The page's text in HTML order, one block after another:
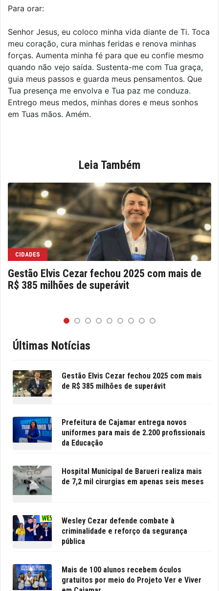
Para orar:
Senhor Jesus, eu coloco minha vida diante de Ti. Toca
meu coração, cura minhas feridas e renova minhas
forças. Aumenta minha fé para que eu confie mesmo
quando não vejo saída. Sustenta-me com Tua graça,
guia meus passos e guarda meus pensamentos. Que
Tua presença me envolva e Tua paz me conduza.
Entrego meus medos, minhas dores e meus sonhos
em Tuas mãos. Amém.
Leia Também
CIDADES
Gestão Elvis Cezar fechou 2025 com mais de
R$ 385 milhões de superávit
Últimas Notícias
Gestão Elvis Cezar fechou 2025 com mais
de R$ 385 milhões de superávit
Prefeitura de Cajamar entrega novos
uniformes para mais de 2.200 profissionais
da Educação
Hospital Municipal de Barueri realiza mais
de 7,2 mil cirurgias em apenas seis meses
Wesley Cezar defende combate à
criminalidade e reforço da segurança
pública
Mais de 100 alunos recebem óculos
gratuitos por meio do Projeto Ver e Viver